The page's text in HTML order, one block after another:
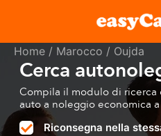
Home / Marocco / Oujda
Cerca
Compila il modulo di ricerca
auto a noleggio economica
Riconsegna nella